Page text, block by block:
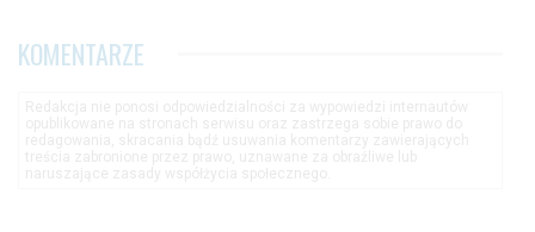
KOMENTARZE